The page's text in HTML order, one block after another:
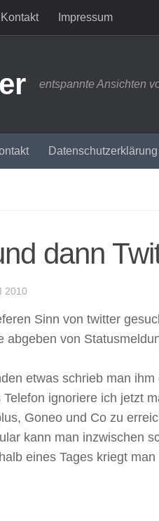
Kontakt Impressum
entspannte Ansichten
Datenschutzerklärung
dann
2010
Sinn von twitter
abgeben von
etwas schrieb man
ignoriere ich jetzt
Goneo und Co zu
kann man inzwischen
eines Tages kriegt